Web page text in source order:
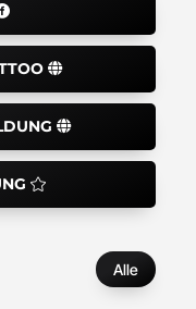
Alle